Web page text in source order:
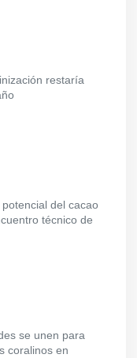
restaría
del cacao
técnico de
se unen para
coralinos en